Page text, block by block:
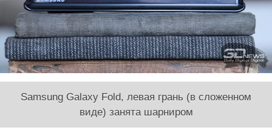
Samsung Galaxy Fold, левая грань (в сложенном
виде) занята шарниром